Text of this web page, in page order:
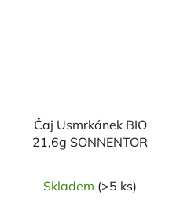
Čaj Usmrkánek BIO
21,6g SONNENTOR
Skladem (>5 ks)